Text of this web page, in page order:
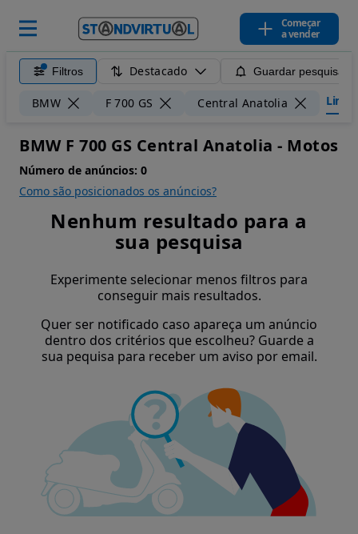
Começar
a vender
Filtros Destacado Guardar pesquisa
BMW F 700 GS Central Anatolia
BMW F 700 GS Central Anatolia - Motos
Número de anúncios: 0
Como são posicionados os anúncios?
Nenhum resultado para a
sua pesquisa
Experimente selecionar menos filtros para
conseguir mais resultados.
Quer ser notificado caso apareça um anúncio
dentro dos critérios que escolheu? Guarde a
sua pequisa para receber um aviso por email.